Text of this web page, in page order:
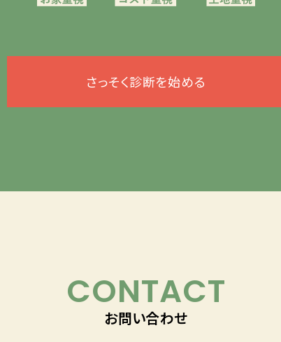
さっそく診断を始める
CONTACT
お問い合わせ